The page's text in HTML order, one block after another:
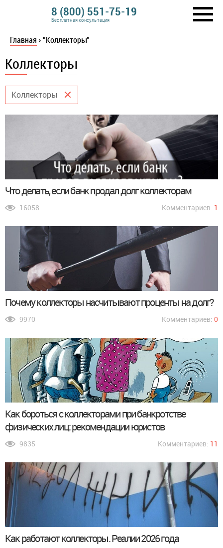
8 (800) 551-75-19
Бесплатная консультация
Главная › "Коллекторы"
Коллекторы
Коллекторы
Что делать, если банк продал долг коллекторам
16058 Комментариев: 1
Почему коллекторы насчитывают проценты на долг?
9970 Комментариев: 0
Как бороться с коллекторами при банкротстве
физических лиц: рекомендации юристов
9835 Комментариев: 11
Как работают коллекторы. Реалии 2026 года